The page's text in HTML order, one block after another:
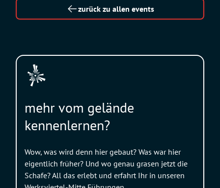
zurück zu allen events
mehr vom gelände
kennenlernen?
Wow, was wird denn hier gebaut? Was war hier
eigentlich früher? Und wo genau grasen jetzt die
Schafe? All das erlebt und erfahrt Ihr in unseren